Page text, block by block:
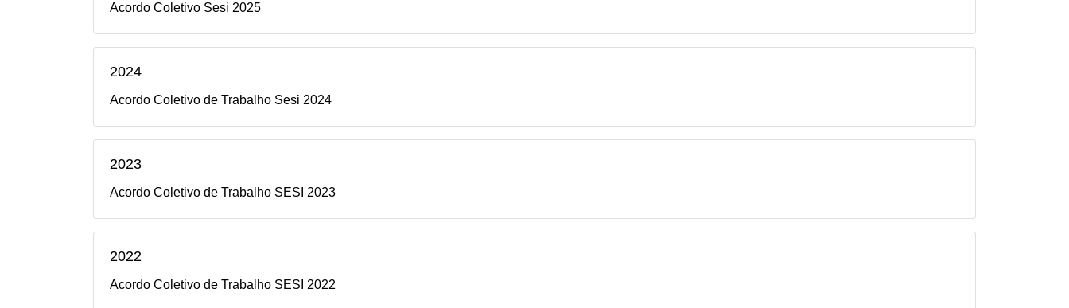
Acordo Coletivo Sesi 2025
2024
Acordo Coletivo de Trabalho Sesi 2024
2023
Acordo Coletivo de Trabalho SESI 2023
2022
Acordo Coletivo de Trabalho SESI 2022